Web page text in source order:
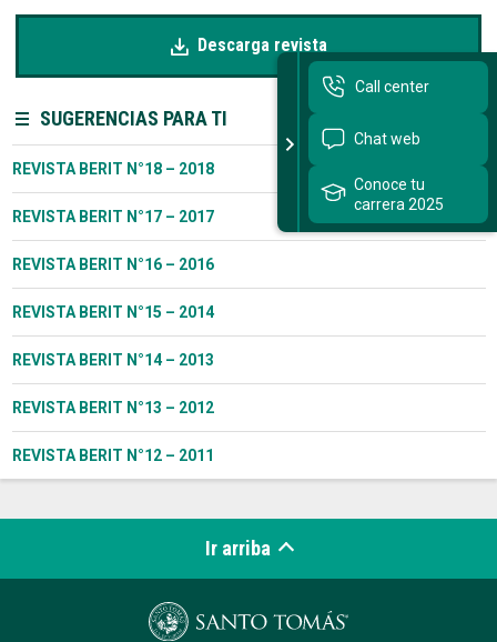
Postgrado
Sitios Santo Tomás
English Version
我们是谁
Intranet Docente
Egresados
Alumnos
Descarga revista
SUGERENCIAS PARA TI
REVISTA BERIT N°18 – 2018
REVISTA BERIT N°17 – 2017
REVISTA BERIT N°16 – 2016
REVISTA BERIT N°15 – 2014
REVISTA BERIT N°14 – 2013
REVISTA BERIT N°13 – 2012
REVISTA BERIT N°12 – 2011
Ir arriba
Call center
Chat web
Conoce tu
carrera 2025